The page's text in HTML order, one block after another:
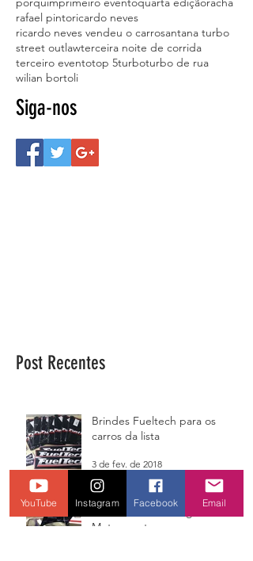
rafael pintoricardo neves
ricardo neves vendeu o carrosantana turbo
street outlawterceira noite de corrida
terceiro eventotop 5turboturbo de rua
wilian bortoli
Siga-nos
Post Recentes
Brindes Fueltech para os
carros da lista
3 de fev. de 2018
Gol Bola Azul - Dragster
Motorsport
YouTube Instagram Facebook Email